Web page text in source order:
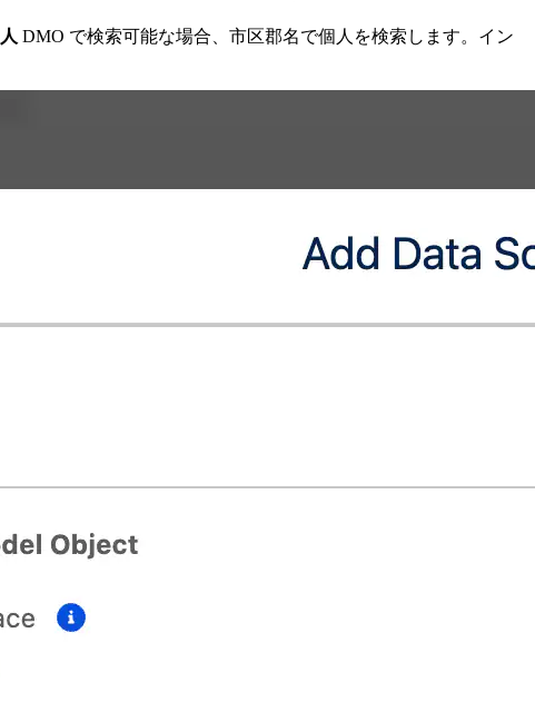
DMO で検索可能な場合、市区郡名で個人を検索します。イン